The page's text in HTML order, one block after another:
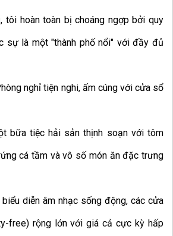
tôi hoàn toàn bị choáng ngợp bởi quy
sự là một "thành phố nổi" với đầy đủ
nghỉ tiện nghi, ấm cúng với cửa sổ
bữa tiệc hải sản thịnh soạn với tôm
cá tầm và vô số món ăn đặc trưng
diễn âm nhạc sống động, các cửa
free) rộng lớn với giá cả cực kỳ hấp